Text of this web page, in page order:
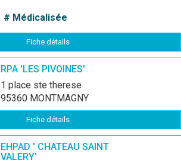
# Médicalisée
Fiche détails
RPA 'LES PIVOINES'
1 place ste therese
95360 MONTMAGNY
Fiche détails
EHPAD ' CHATEAU SAINT
VALERY'